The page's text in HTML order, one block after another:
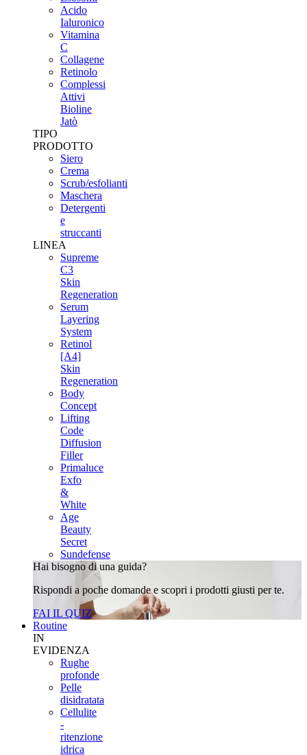
Acido
Ialuronico
Vitamina
C
Collagene
Retinolo
Complessi
Attivi
Bioline
Jatò
TIPO
PRODOTTO
Siero
Crema
Scrub/esfolianti
Maschera
Detergenti
e
struccanti
LINEA
Supreme
C3
Skin
Regeneration
Serum
Layering
System
Retinol
[A4]
Skin
Regeneration
Body
Concept
Lifting
Code
Diffusion
Filler
Primaluce
Exfo
&
White
Age
Beauty
Secret
Sundefense
Hai bisogno di una guida?
Rispondi a poche domande e scopri i prodotti giusti per te.
FAI IL QUIZ
Routine
IN
EVIDENZA
Rughe
profonde
Pelle
disidratata
Cellulite
-
ritenzione
idrica